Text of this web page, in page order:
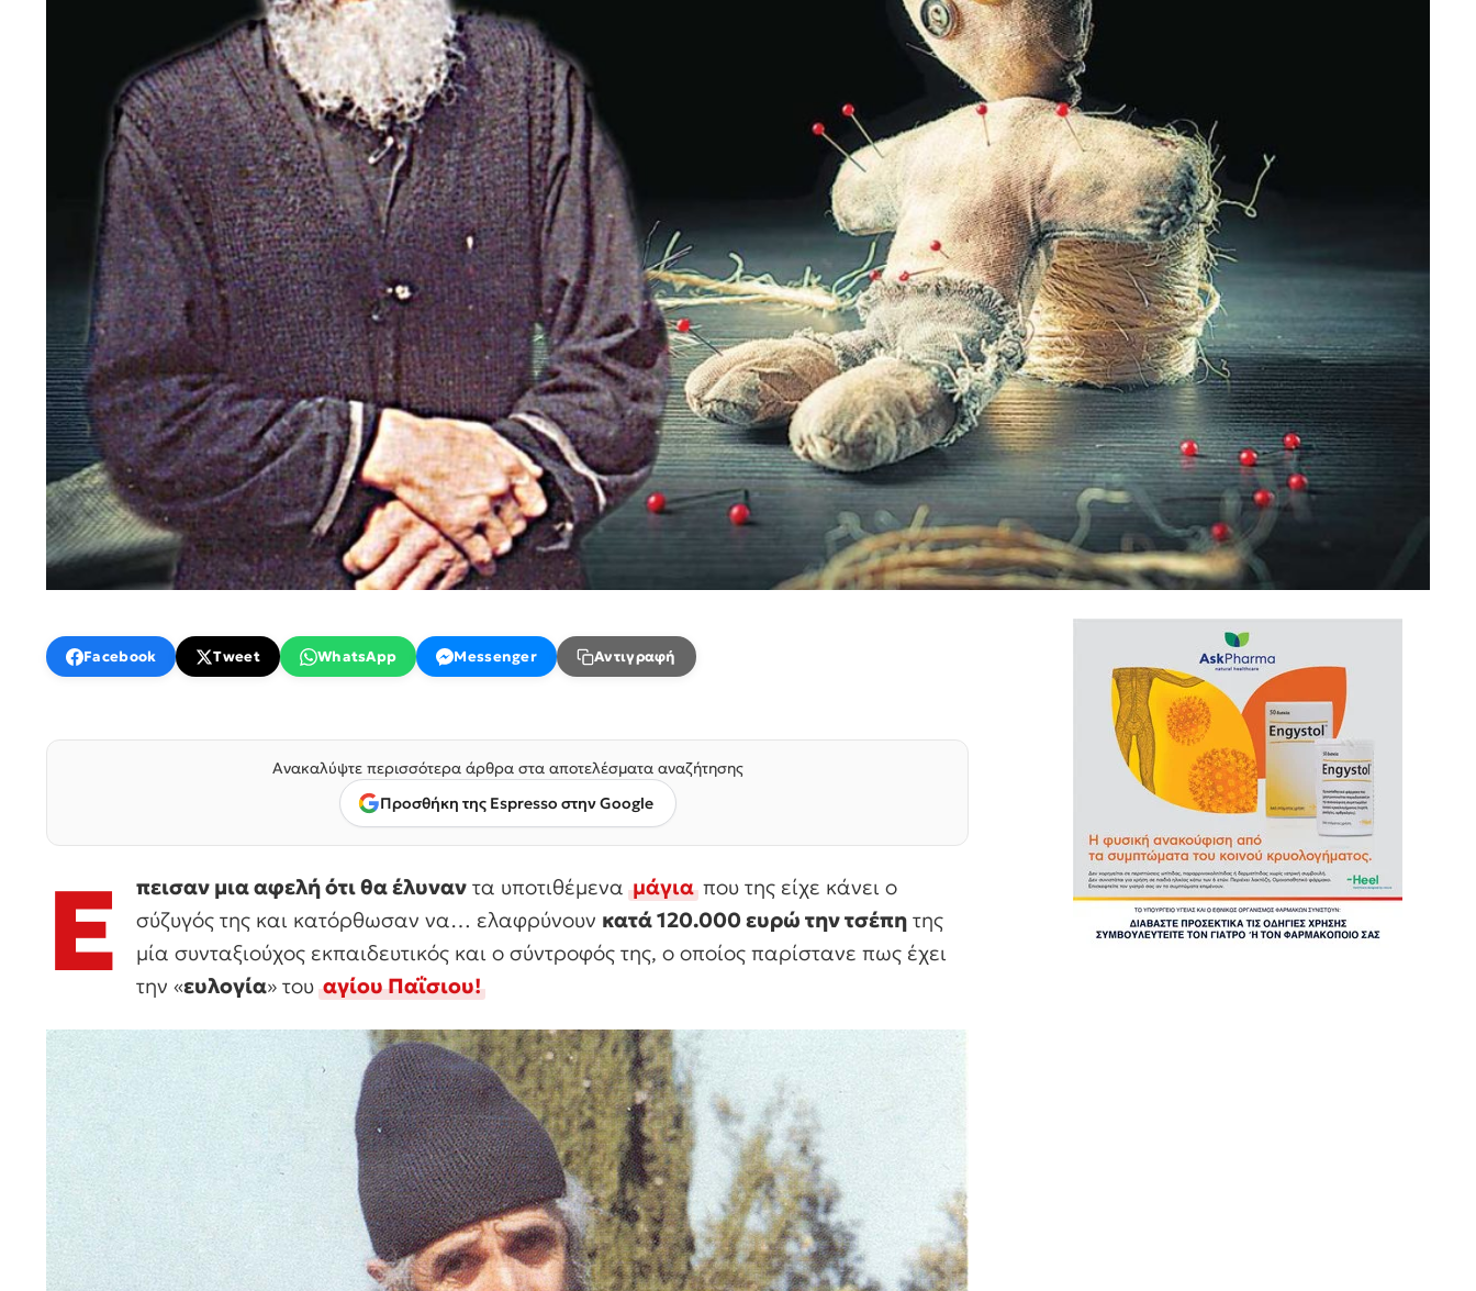
Facebook Tweet WhatsApp Messenger Αντιγραφή
Ανακαλύψτε περισσότερα άρθρα στα αποτελέσματα αναζήτησης
Προσθήκη της Espresso στην Google
Ε πεισαν μια αφελή ότι θα έλυναν τα υποτιθέμεναμάγιαπου της είχε κάνει ο
σύζυγός της και κατόρθωσαν να… ελαφρύνουν κατά 120.000 ευρώ την τσέπη της
μία συνταξιούχος εκπαιδευτικός και ο σύντροφός της, ο οποίος παρίστανε πως έχει
την «ευλογία» τουαγίου Παΐσιου!